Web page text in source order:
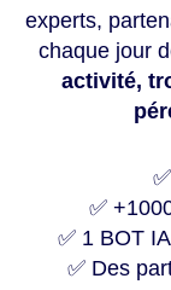
experts,
chaque jour
activité,
✅
✅ 1 BOT
✅ Des